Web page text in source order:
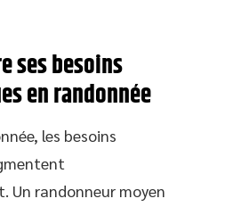
ses besoins
en randonnée
les besoins
Un randonneur moyen